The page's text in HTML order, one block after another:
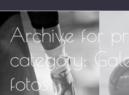
Archive for
category:
fotos